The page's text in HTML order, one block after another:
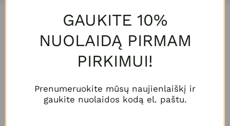
Susiję produktai
GAUKITE 10%
NUOLAIDĄ PIRMAM
PIRKIMUI!
Prenumeruokite mūsų naujienlaiškį ir
gaukite nuolaidos kodą el. paštu.